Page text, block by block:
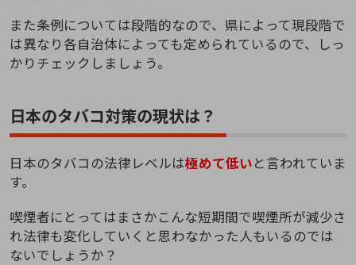
また条例については段階的なので、県によって現段階で
は異なり各自治体によっても定められているので、しっ
かりチェックしましょう。
日本のタバコ対策の現状は？
日本のタバコの法律レベルは極めて低いと言われていま
す。
喫煙者にとってはまさかこんな短期間で喫煙所が減少さ
れ法律も変化していくと思わなかった人もいるのでは
ないでしょうか？